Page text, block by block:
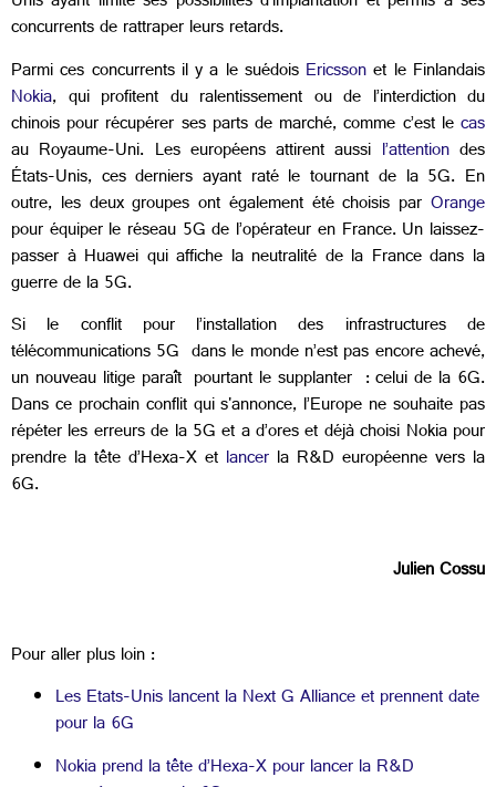
concurrents de rattraper leurs retards.
Parmi ces concurrents il y a le suédois Ericssonet le Finlandais
Nokia, qui profitent du ralentissement ou de l’interdiction du
chinois pour récupérer ses parts de marché, comme c’est lecas
au Royaume-Uni. Les européens attirent aussi l’attentiondes
États-Unis, ces derniers ayant raté le tournant de la 5G. En
outre, les deux groupes ont également été choisis par Orange
pour équiper le réseau 5G de l’opérateur en France. Un laissez-
passer à Huawei qui affiche la neutralité de la France dans la
guerre de la 5G.
Si le conflit pour l’installation des infrastructures de
télécommunications 5G dans le monde n’est pas encore achevé,
un nouveau litige paraît pourtant le supplanter : celui de la 6G.
Dans ce prochain conflit qui s'annonce, l’Europe ne souhaite pas
répéter les erreurs de la 5G et a d’ores et déjà choisi Nokia pour
prendre la tête d’Hexa-X et lancer la R&D européenne vers la
6G.
Julien Cossu
Pour aller plus loin :
Les Etats-Unis lancent la Next G Alliance et prennent date
pour la 6G
Nokia prend la tête d’Hexa-X pour lancer la R&D